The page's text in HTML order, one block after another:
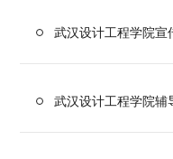
武汉设计工程学院宣
武汉设计工程学院辅